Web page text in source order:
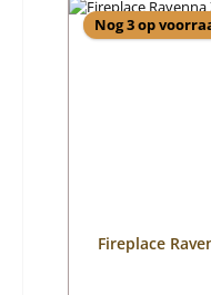
Nog 3 op
Fireplace